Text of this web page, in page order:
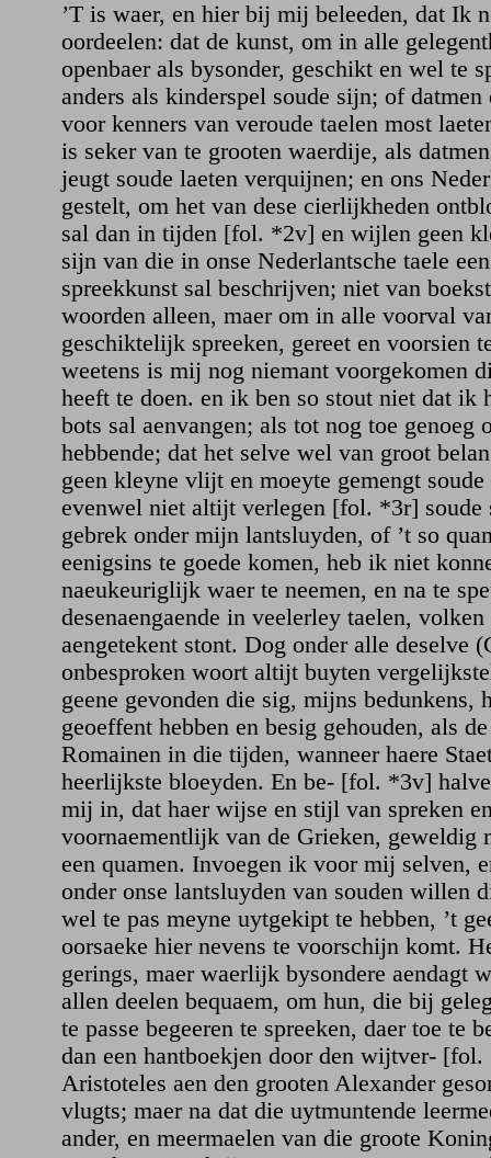
’T is waer, en hier bij mij beleeden, dat Ik
oordeelen: dat de kunst, om in alle
openbaer als bysonder, geschikt en wel te
anders als kinderspel soude sijn; of datmen
voor kenners van veroude taelen most
is seker van te grooten waerdije, als
jeugt soude laeten verquijnen; en ons
gestelt, om het van dese cierlijkheden
sal dan in tijden [fol. *2v] en wijlen geen
sijn van die in onse Nederlantsche taele
spreekkunst sal beschrijven; niet van
woorden alleen, maer om in alle voorval
geschiktelijk spreeken, gereet en voorsien
weetens is mij nog niemant voorgekomen
heeft te doen. en ik ben so stout niet dat ik
bots sal aenvangen; als tot nog toe genoeg
hebbende; dat het selve wel van groot
geen kleyne vlijt en moeyte gemengt
evenwel niet altijt verlegen [fol. *3r] soude
gebrek onder mijn lantsluyden, of ’t so
eenigsins te goede komen, heb ik niet
naeukeuriglijk waer te neemen, en na te
desenaengaende in veelerley taelen,
aengetekent stont. Dog onder alle deselve
onbesproken woort altijt buyten
geene gevonden die sig, mijns bedunkens,
geoeffent hebben en besig gehouden, als
Romainen in die tijden, wanneer haere
heerlijkste bloeyden. En be- [fol. *3v]
mij in, dat haer wijse en stijl van spreken
voornaementlijk van de Grieken, geweldig
een quamen. Invoegen ik voor mij selven,
onder onse lantsluyden van souden willen
wel te pas meyne uytgekipt te hebben, ’t
oorsaeke hier nevens te voorschijn komt.
gerings, maer waerlijk bysondere aendagt
allen deelen bequaem, om hun, die bij
te passe begeeren te spreeken, daer toe te
dan een hantboekjen door den wijtver-
Aristoteles aen den grooten Alexander
vlugts; maer na dat die uytmuntende
ander, en meermaelen van die groote